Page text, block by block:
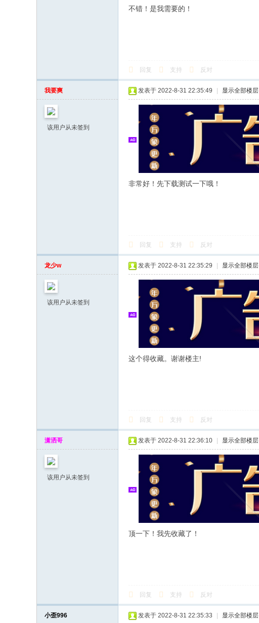
不错！是我需要的！
回复 支持 反对
我要爽
该用户从未签到
发表于 2022-8-31 22:35:49 显示全部楼层
非常好！先下载测试一下哦！
回复 支持 反对
龙少w
该用户从未签到
发表于 2022-8-31 22:35:29 显示全部楼层
这个得收藏。谢谢楼主!
回复 支持 反对
潇洒哥
该用户从未签到
发表于 2022-8-31 22:36:10 显示全部楼层
顶一下！我先收藏了！
回复 支持 反对
小歪996 发表于 2022-8-31 22:35:33 显示全部楼层